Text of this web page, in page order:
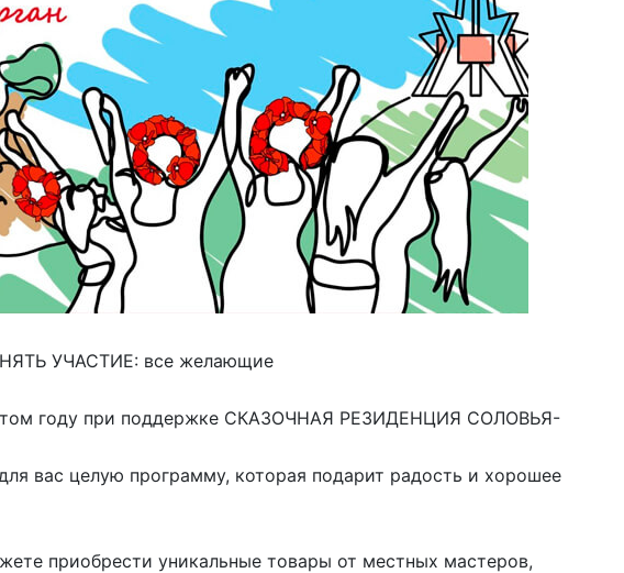
УЧАСТИЕ: все желающие
году при поддержке СКАЗОЧНАЯ РЕЗИДЕНЦИЯ СОЛОВЬЯ-
вас целую программу, которая подарит радость и хорошее
приобрести уникальные товары от местных мастеров,